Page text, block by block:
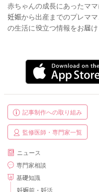
赤ちゃんの成長にあったマ
妊娠から出産までのプレマ
の生活に役立つ情報をお届け
記事制作への取り組み
監修医師・専門家一覧
ニュース
専門家相談
基礎知識
妊娠前・妊活